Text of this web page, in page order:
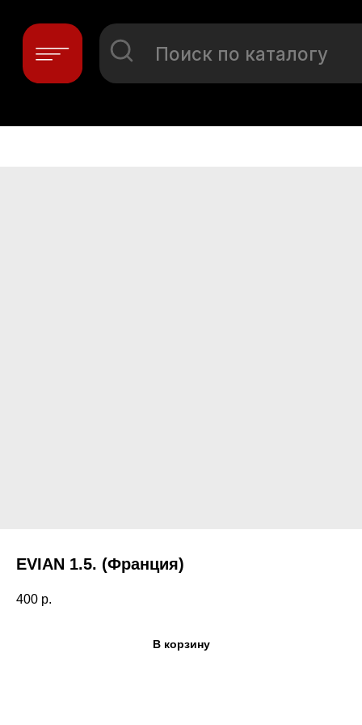
Поиск по каталогу
EVIAN 1.5. (Франция)
400 р.
В корзину
Поиск по каталогу